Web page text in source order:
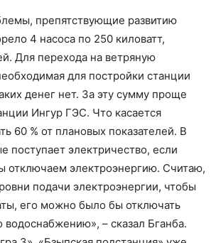
препятствующие развитию
4 насоса по 250 киловатт,
Для перехода на ветряную
для постройки станции
денег нет. За эту сумму проще
Ингур ГЭС. Что касается
60 % от плановых показателей. В
электричество, если
отключаем электроэнергию. Считаю,
подачи электроэнергии, чтобы
его можно было бы отключать
– сказал Бганба.